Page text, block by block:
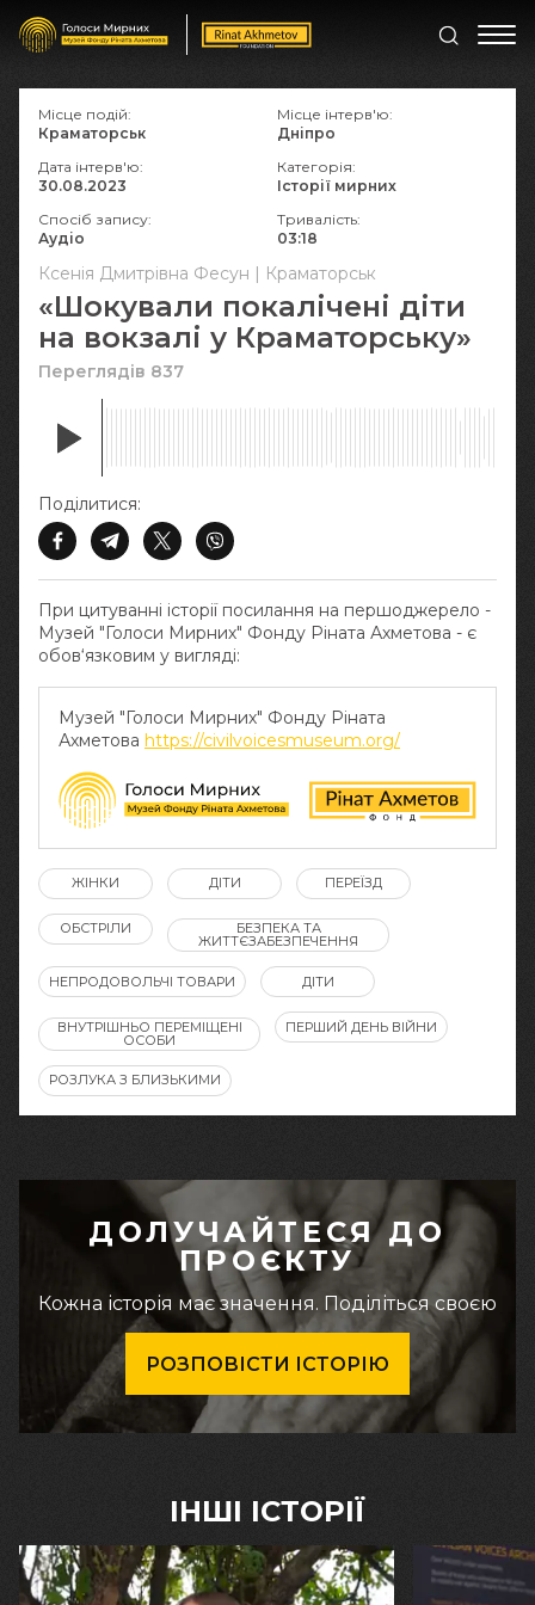
Ксенія Дмитрівна Фесун | Краматорськ
«Шокували покалічені діти
на вокзалі у Краматорську»
Переглядів 837
При цитуванні історії посилання на першоджерело -
Музей "Голоси Мирних" Фонду Ріната Ахметова - є
обов‘язковим у вигляді:
Музей "Голоси Мирних" Фонду Ріната
Ахметова https://civilvoicesmuseum.org/
Поділитися:
Місце подій:
Краматорськ
Місце інтерв'ю:
Дніпро
Дата інтерв'ю:
30.08.2023
Категорія:
Історії мирних
Спосіб запису:
Аудіо
Тривалість:
03:18
ЖІНКИ ДІТИ ПЕРЕЇЗД
ОБСТРІЛИ БЕЗПЕКА ТА
ЖИТТЄЗАБЕЗПЕЧЕННЯ
НЕПРОДОВОЛЬЧІ ТОВАРИ ДІТИ
ВНУТРІШНЬО ПЕРЕМІЩЕНІ
ОСОБИ
ПЕРШИЙ ДЕНЬ ВІЙНИ
РОЗЛУКА З БЛИЗЬКИМИ
ДОЛУЧАЙТЕСЯ ДО
ПРОЄКТУ
Кожна історія має значення. Поділіться своєю
РОЗПОВІСТИ ІСТОРІЮ
ІНШІ ІСТОРІЇ